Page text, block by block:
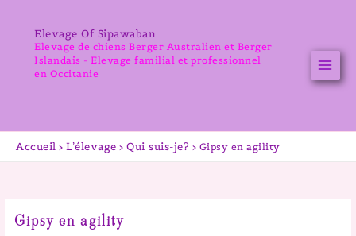
contenuElevage Of Sipawaban
Elevage de chiens Berger Australien et Berger
Islandais - Elevage familial et professionnel
en Occitanie
Accueil L’élevage Qui suis-je? Gipsy en agility
Gipsy en agility